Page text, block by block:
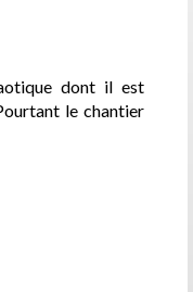
dont il est
le chantier